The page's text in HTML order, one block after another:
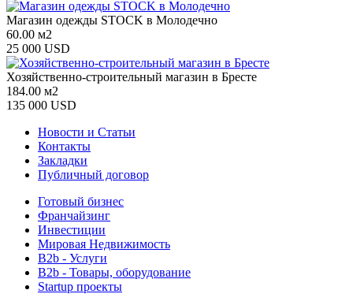
Магазин одежды STOCK в Молодечно
60.00 м2
25 000 USD
Хозяйственно-строительный мaгaзин в Бресте
184.00 м2
135 000 USD
Новости и Статьи
Контакты
Закладки
Публичный договор
Готовый бизнес
Франчайзинг
Инвестиции
Мировая Недвижимость
B2b - Услуги
B2b - Товары, оборудование
Startup проекты